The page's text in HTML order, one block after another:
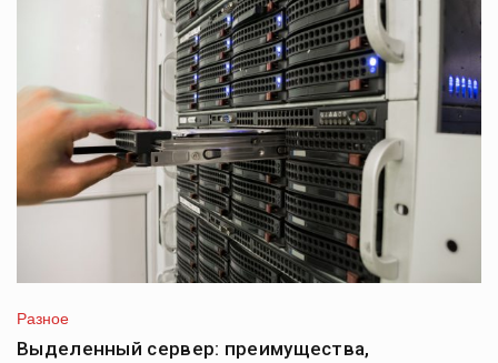
Разное
Выделенный сервер: преимущества,